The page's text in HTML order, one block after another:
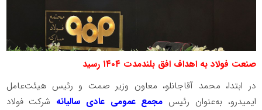
صنعت فولاد به اهداف افق بلندمدت ۱۴۰۴
رسید
در ابتدا، محمد آقاجانلو، معاون وزیر صمت و رئیس هیئت‌عامل
ایمیدرو، به‌عنوان رئیس مجمع عمومی عادی سالیانه شرکت فولاد